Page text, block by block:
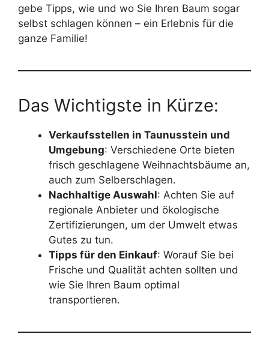
gebe Tipps, wie und wo Sie Ihren Baum sogar
selbst schlagen können – ein Erlebnis für die
ganze Familie!
Das Wichtigste in Kürze:
Verkaufsstellen in Taunusstein und
Umgebung: Verschiedene Orte bieten
frisch geschlagene Weihnachtsbäume an,
auch zum Selberschlagen.
Nachhaltige Auswahl: Achten Sie auf
regionale Anbieter und ökologische
Zertifizierungen, um der Umwelt etwas
Gutes zu tun.
Tipps für den Einkauf: Worauf Sie bei
Frische und Qualität achten sollten und
wie Sie Ihren Baum optimal
transportieren.